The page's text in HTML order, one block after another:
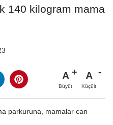
140 kilogram mama
A
Büyüt
A
Küçült